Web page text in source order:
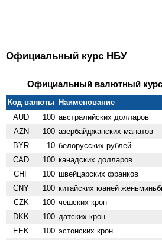
Официальный курс НБУ
Официальный валютный курс
Код валюты Наименование
AUD
100 австралийских долларов
AZN 100 азербайджанских манатов
BYR 10 белорусских рублей
CAD 100 канадских долларов
CHF 100 швейцарских франков
CNY 100 китайских юаней
CZK 100 чешских крон
DKK 100 датских крон
EEK 100 эстонских крон